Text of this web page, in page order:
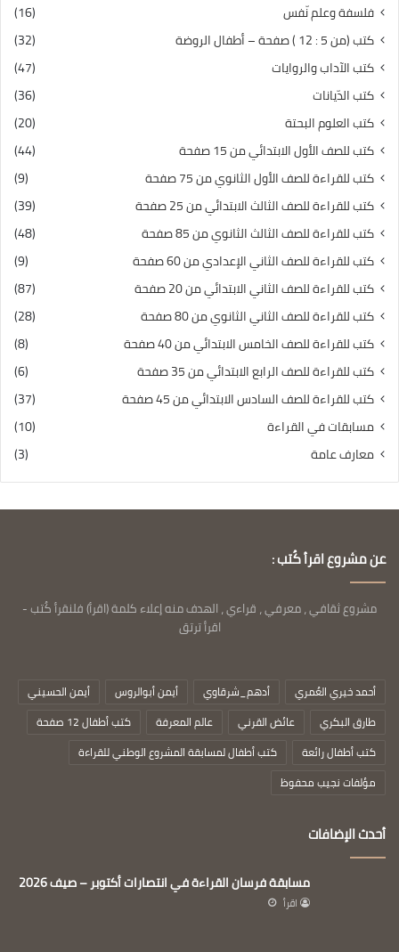
فلسفة وعلم نّفس
(16)
كتب (من 5 : 12 ) صفحة – أطفال الروضة
(32)
كتب الآداب والروايات
(47)
كتب الدّيانات
(36)
كتب العلوم البحتة
(20)
كتب للصف الأول الابتدائي من 15 صفحة
(44)
كتب للقراءة للصف الأول الثانوي من 75 صفحة
(9)
كتب للقراءة للصف الثالث الابتدائي من 25 صفحة
(39)
كتب للقراءة للصف الثالث الثانوي من 85 صفحة
(48)
كتب للقراءة للصف الثاني الإعدادي من 60 صفحة
(9)
كتب للقراءة للصف الثاني الابتدائي من 20 صفحة
(87)
كتب للقراءة للصف الثاني الثانوي من 80 صفحة
(28)
كتب للقراءة للصف الخامس الابتدائي من 40 صفحة
(8)
كتب للقراءة للصف الرابع الابتدائي من 35 صفحة
(6)
كتب للقراءة للصف السادس الابتدائي من 45 صفحة
(37)
مسابقات في القراءة
(10)
معارف عامة
(3)
عن مشروع اقرأ كُتب :
مشروع ثقافي ، معرفي ، قراءي ، الهدف منه إعلاء كلمة (اقرأ) فلنقرأ كُتب -
اقرأ ترتق
أحمد خيري العُمري أدهم_شرقاوي أيمن أبوالروس
أيمن الحسيني
طارق البكري
عائض القرني عالم المعرفة
كتب أطفال 12 صفحة
كتب أطفال رائعة
كتب أطفال لمسابقة المشروع الوطني للقراءة
مؤلفات نجيب محفوظ
أحدث الإضافات
مسابقة فرسان القراءة في انتصارات أكتوبر – صيف 2026
اقرأ